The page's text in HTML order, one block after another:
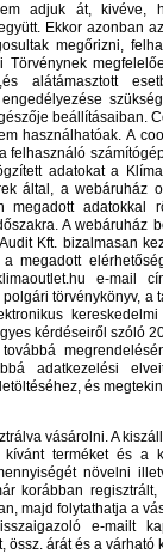
adjuk át, kivéve,
Ekkor azonban
megőrizni,
Törvénynek
alátámasztott
beállításaiban.
használhatóak. A
felhasználó
adatokat a
által, a webáruház
megadott adatokkal
A webáruház
Kft. bizalmasan
megadott
e-mail
törvénykönyv, a
kérdéseiről szóló
adatkezelési
és
vásárolni. A
terméket és a
növelni
korábban
majd folytathatja a
e-mailt
össz. árát és a